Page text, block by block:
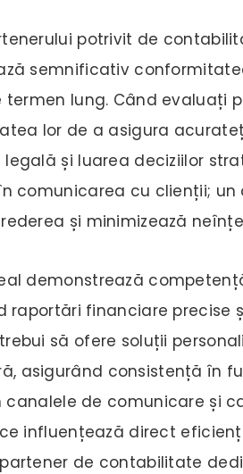
potrivit de
semnificativ
termen lung. Când evaluați
lor de a asigura
și luarea deciziilor
comunicarea cu clienții;
și minimizează
demonstrează
raportări financiare precise
să ofere soluții
asigurând consistență în
canalele de comunicare și
influențează direct
de contabilitate